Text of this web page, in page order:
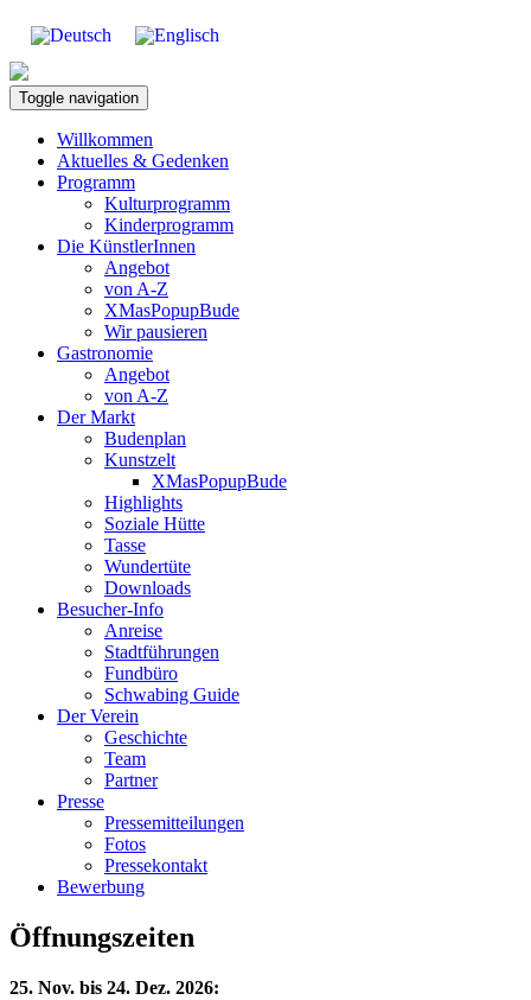
Toggle navigation
Willkommen
Aktuelles & Gedenken
Programm
Kulturprogramm
Kinderprogramm
Die KünstlerInnen
Angebot
von A-Z
XMasPopupBude
Wir pausieren
Gastronomie
Angebot
von A-Z
Der Markt
Budenplan
Kunstzelt
XMasPopupBude
Highlights
Soziale Hütte
Tasse
Wundertüte
Downloads
Besucher-Info
Anreise
Stadtführungen
Fundbüro
Schwabing Guide
Der Verein
Geschichte
Team
Partner
Presse
Pressemitteilungen
Fotos
Pressekontakt
Bewerbung
Öffnungszeiten
25. Nov. bis 24. Dez. 2026: